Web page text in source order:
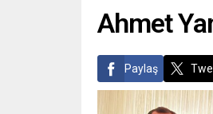
Ahmet
Paylaş